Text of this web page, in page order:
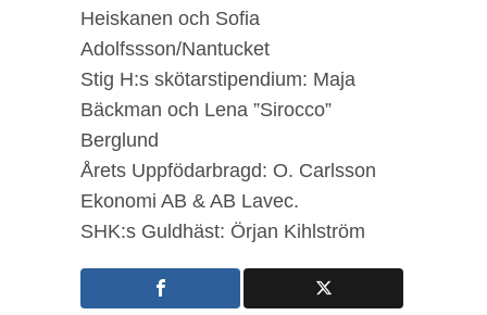
Heiskanen och Sofia
Adolfssson/Nantucket
Stig H:s skötarstipendium: Maja
Bäckman och Lena ”Sirocco”
Berglund
Årets Uppfödarbragd: O. Carlsson
Ekonomi AB & AB Lavec.
SHK:s Guldhäst: Örjan Kihlström